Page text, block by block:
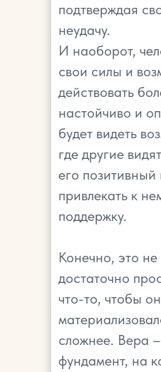
подтверждая
неудачу.
И наоборот,
свои силы и
действовать
настойчиво и
будет видеть
где другие
его позитивный
привлекать к
поддержку.
Конечно, это не
достаточно
что-то, чтобы
сложнее. Вера
фундамент, на